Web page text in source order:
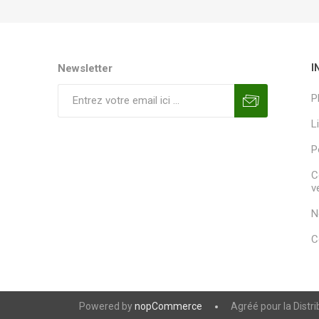
Newsletter
Powered bynopCommerce Agréé pour la